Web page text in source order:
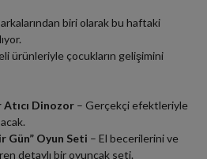
biri olarak bu haftaki
ürünleriyle çocukların gelişimini
Atıcı Dinozor – Gerçekçi efektleriyle
Gün” Oyun Seti – El becerilerini ve
detaylı bir oyuncak seti.